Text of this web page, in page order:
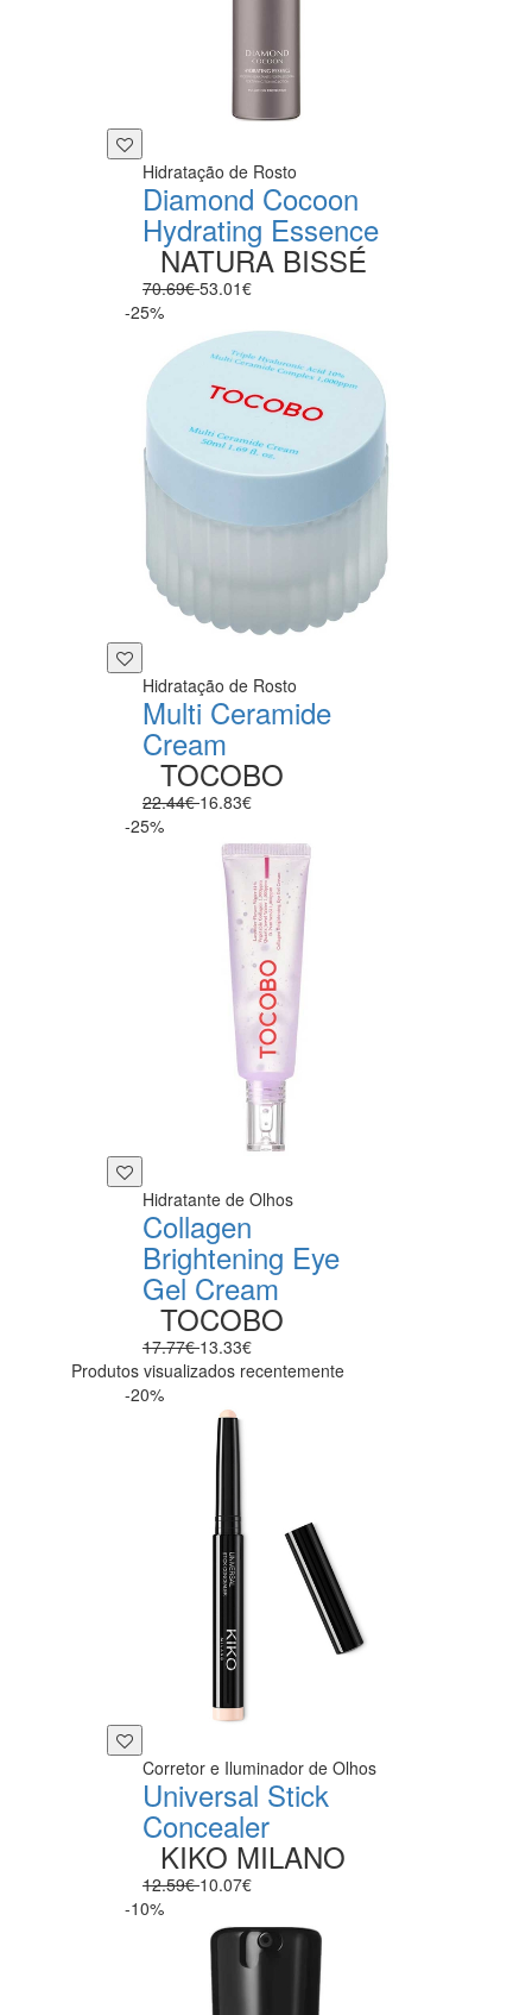
Hidratação de Rosto
Diamond Cocoon
Hydrating Essence
NATURA BISSÉ
70.69€53.01€
-25%
Hidratação de Rosto
Multi Ceramide
Cream
TOCOBO
22.44€16.83€
-25%
Hidratante de Olhos
Collagen
Brightening Eye
Gel Cream
TOCOBO
17.77€13.33€
Produtos visualizados recentemente
-20%
Corretor e Iluminador de Olhos
Universal Stick
Concealer
KIKO MILANO
12.59€10.07€
-10%